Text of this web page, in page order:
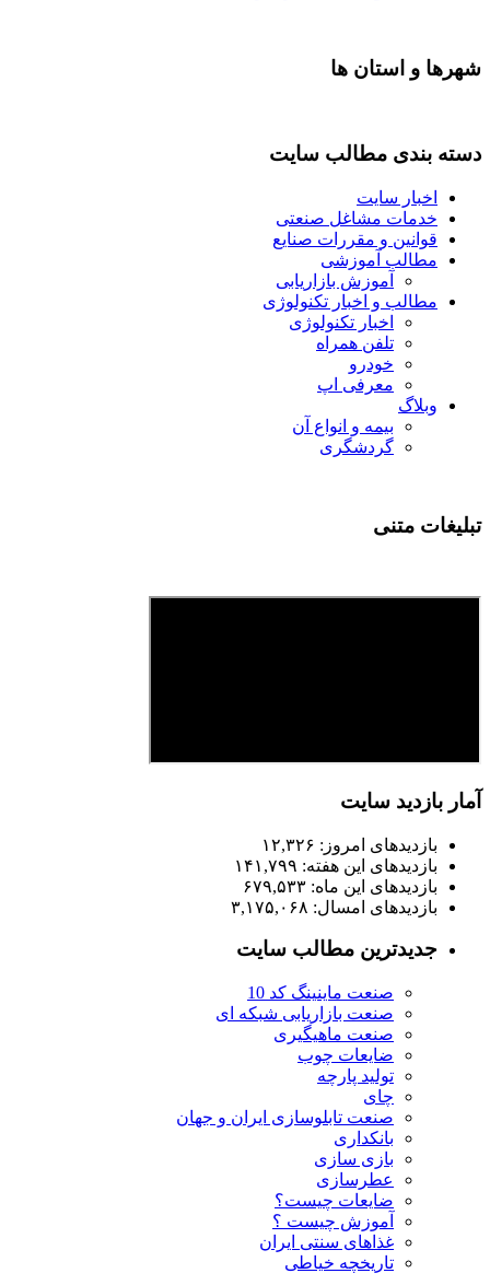
شهرها و استان ها
دسته بندی مطالب سایت
اخبار سایت
خدمات مشاغل صنعتی
قوانین و مقررات صنایع
مطالب آموزشی
آموزش بازاریابی
مطالب و اخبار تکنولوژی
اخبار تکنولوژی
تلفن همراه
خودرو
معرفی اپ
وبلاگ
بیمه و انواع آن
گردشگری
تبلیغات متنی
آمار بازدید سایت
بازدیدهای امروز: ۱۲,۳۲۶
بازدیدهای این هفته: ۱۴۱,۷۹۹
بازدیدهای این ماه: ۶۷۹,۵۳۳
بازدیدهای امسال: ۳,۱۷۵,۰۶۸
جدیدترین مطالب سایت
صنعت ماینینگ کد 10
صنعت بازاریابی شبکه ای
صنعت ماهیگیری
ضایعات چوب
تولید پارچه
چای
صنعت تابلوسازی ایران و جهان
بانکداری
بازی سازی
عطرسازی
ضایعات چیست؟
آموزش چیست ؟
غذاهای سنتی ایران
تاریخچه خیاطی